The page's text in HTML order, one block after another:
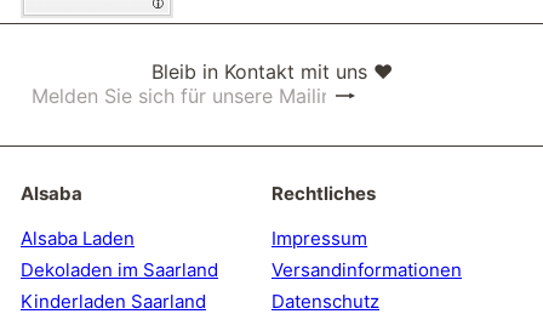
Bleib in Kontakt mit uns ❤
Abonnieren
Melden
unsere
Mailingliste
an
Alsaba
Alsaba Laden
Dekoladen im Saarland
Kinderladen Saarland
Rechtliches
Impressum
Versandinformationen
Datenschutz